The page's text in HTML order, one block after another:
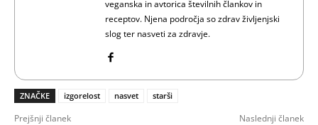
veganska in avtorica številnih člankov in
receptov. Njena področja so zdrav življenjski
slog ter nasveti za zdravje.
ZNAČKE izgorelost nasvet starši
Prejšnji članek Naslednji članek